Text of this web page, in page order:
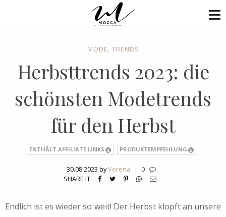
MODE, TRENDS
Herbsttrends 2023: die
schönsten Modetrends
für den Herbst
ENTHÄLT AFFILIATE LINKS PRODUKTEMPFEHLUNG
30.08.2023 byVerena ·
0
SHARE IT
Endlich ist es wieder so weit! Der Herbst klopft an unsere